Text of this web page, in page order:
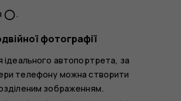
panorama_fish_eye.
фотографії
ідеального автопортрета, за
телефону можна створити
зображенням.